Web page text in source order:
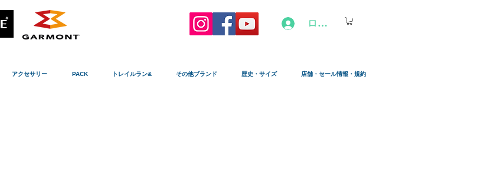
ログイン
アクセサリー PACK トレイルラン& その他ブランド 歴史・サイズ 店舗・セール情報・規約